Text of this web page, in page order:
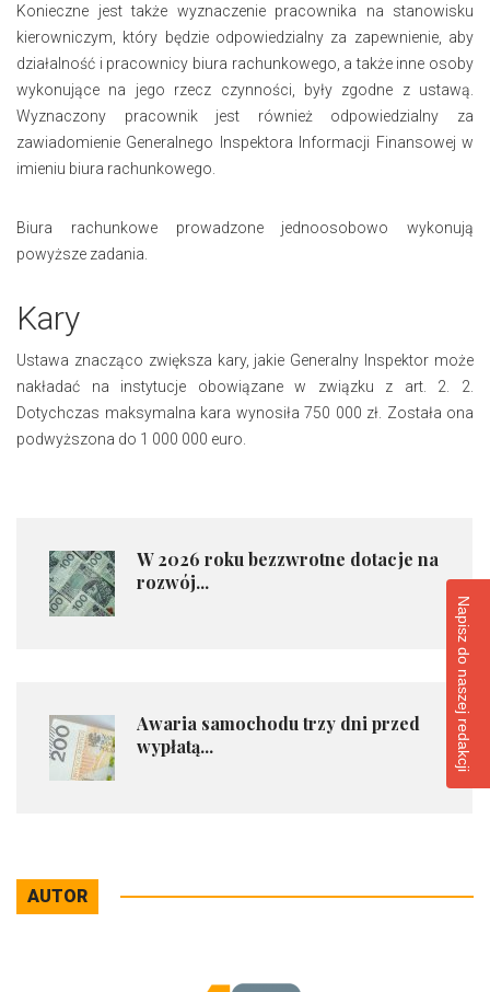
Konieczne jest także wyznaczenie pracownika na stanowisku
kierowniczym, który będzie odpowiedzialny za zapewnienie, aby
działalność i pracownicy biura rachunkowego, a także inne osoby
wykonujące na jego rzecz czynności, były zgodne z ustawą.
Wyznaczony pracownik jest również odpowiedzialny za
zawiadomienie Generalnego Inspektora Informacji Finansowej w
imieniu biura rachunkowego.
Biura rachunkowe prowadzone jednoosobowo wykonują
powyższe zadania.
Kary
Ustawa znacząco zwiększa kary, jakie Generalny Inspektor może
nakładać na instytucje obowiązane w związku z art. 2. 2.
Dotychczas maksymalna kara wynosiła 750 000 zł. Została ona
podwyższona do 1 000 000 euro.
​W 2026 roku bezzwrotne dotacje na
rozwój...
​Awaria samochodu trzy dni przed
wypłatą...
AUTOR
Napisz do naszej redakcji